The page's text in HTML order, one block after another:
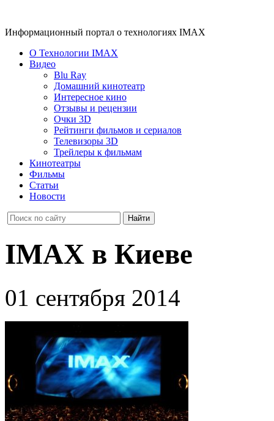
Информационный портал о технологиях IMAX
О Технологии IMAX
Видео
Blu Ray
Домашний кинотеатр
Интересное кино
Отзывы и рецензии
Очки 3D
Рейтинги фильмов и сериалов
Телевизоры 3D
Трейлеры к фильмам
Кинотеатры
Фильмы
Статьи
Новости
IMAX в Киеве
01 сентября 2014